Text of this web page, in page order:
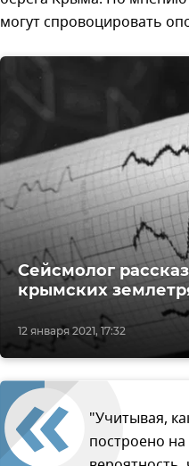
могут спровоцировать
12 января 2021, 17:32
Сейсмолог
крымских
"Учитывая,
построено